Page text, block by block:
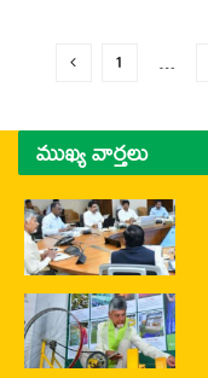
1 …
ముఖ్య వార్తలు